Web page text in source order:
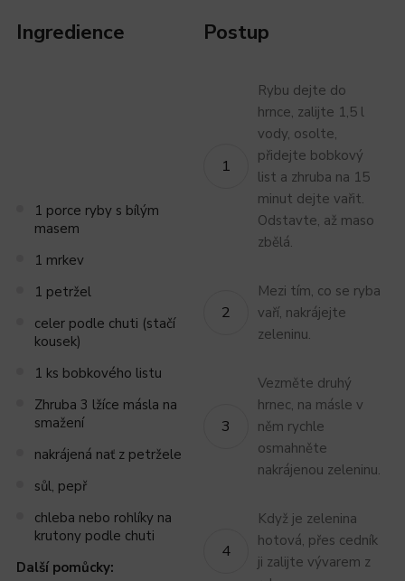
Ingredience Postup
1 porce ryby s bílým
masem
1 mrkev
1 petržel
celer podle chuti (stačí
kousek)
1 ks bobkového listu
Zhruba 3 lžíce másla na
smažení
nakrájená nať z petržele
sůl, pepř
chleba nebo rohlíky na
krutony podle chuti
Další pomůcky:
Rybu dejte do
hrnce, zalijte 1,5 l
vody, osolte,
přidejte bobkový
list a zhruba na 15
minut dejte vařit.
Odstavte, až maso
zbělá.
Mezi tím, co se ryba
vaří, nakrájejte
zeleninu.
Vezměte druhý
hrnec, na másle v
něm rychle
osmahněte
nakrájenou zeleninu.
Když je zelenina
hotová, přes cedník
ji zalijte vývarem z